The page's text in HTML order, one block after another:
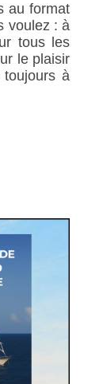
au format
voulez : à
tous les
le plaisir
à